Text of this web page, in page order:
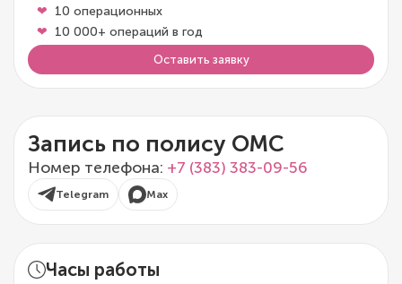
10 операционных
10 000+ операций в год
Оставить заявку
Запись по полису ОМС
Номер телефона: +7 (383) 383-09-56
Telegram Max
Часы работы